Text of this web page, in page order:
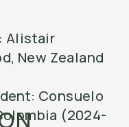
Alistair
New Zealand
Consuelo
(2024-